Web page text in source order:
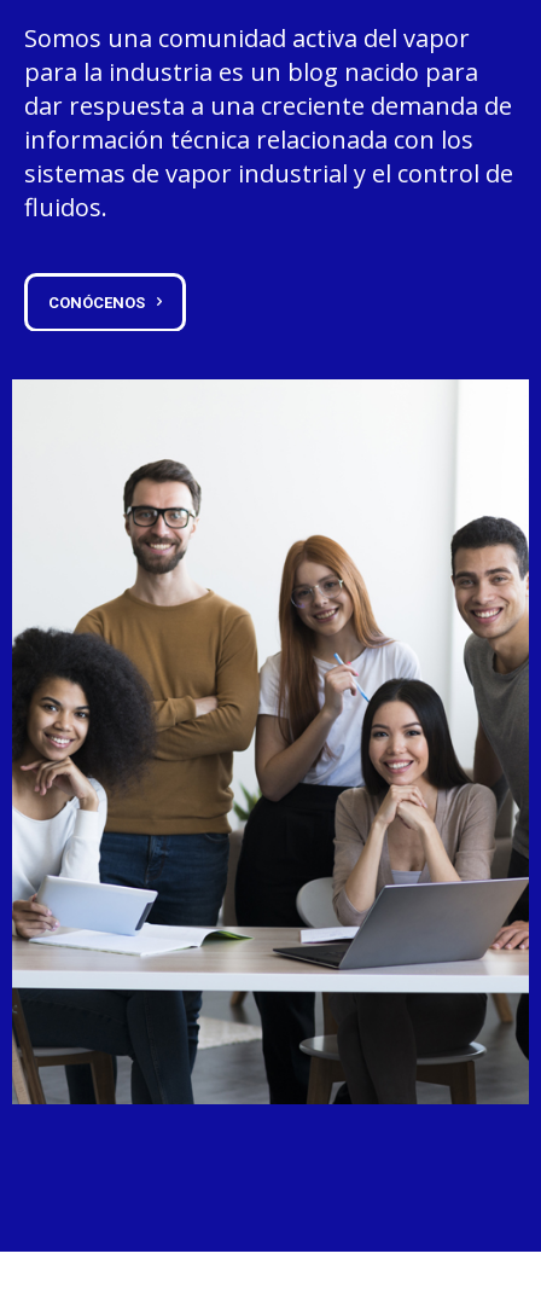
Somos una comunidad activa del vapor
para la industria es un blog nacido para
dar respuesta a una creciente demanda de
información técnica relacionada con los
sistemas de vapor industrial y el control de
fluidos.
CONÓCENOS